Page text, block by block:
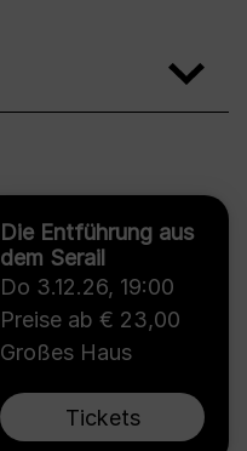
Die Entführung aus
dem Serail
Do 3.12.26, 19:00
Preise ab € 23,00
Großes Haus
Tickets